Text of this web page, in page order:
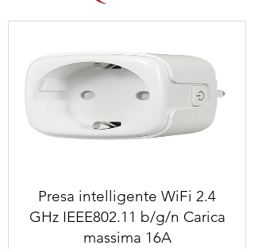
Presa intelligente WiFi 2.4
GHz IEEE802.11 b/g/n Carica
massima 16A